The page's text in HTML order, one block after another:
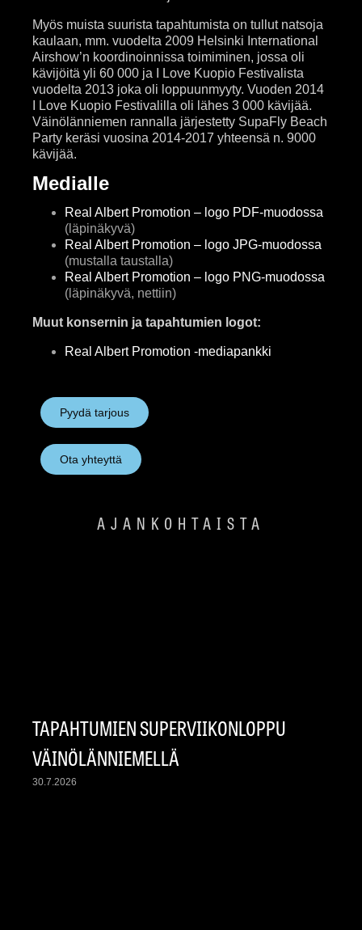
Myös muista suurista tapahtumista on tullut natsoja
kaulaan, mm. vuodelta 2009 Helsinki International
Airshow’n koordinoinnissa toimiminen, jossa oli
kävijöitä yli 60 000 ja I Love Kuopio Festivalista
vuodelta 2013 joka oli loppuunmyyty. Vuoden 2014
I Love Kuopio Festivalilla oli lähes 3 000 kävijää.
Väinölänniemen rannalla järjestetty SupaFly Beach
Party keräsi vuosina 2014-2017 yhteensä n. 9000
kävijää.
Medialle
Real Albert Promotion – logo PDF-muodossa
(läpinäkyvä)
Real Albert Promotion – logo JPG-muodossa
(mustalla taustalla)
Real Albert Promotion – logo PNG-muodossa
(läpinäkyvä, nettiin)
Muut konsernin ja tapahtumien logot:
Real Albert Promotion -mediapankki
Pyydä tarjous
Ota yhteyttä
AJANKOHTAISTA
TAPAHTUMIEN SUPERVIIKONLOPPU
VÄINÖLÄNNIEMELLÄ
30.7.2026